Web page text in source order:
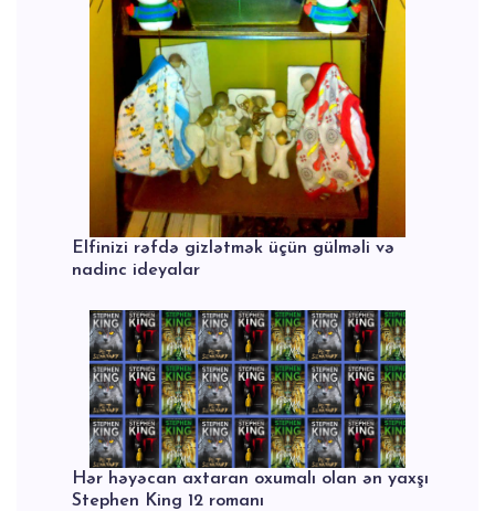
Elfinizi rəfdə gizlətmək üçün gülməli və
nadinc ideyalar
Hər həyəcan axtaran oxumalı olan ən yaxşı
Stephen King 12 romanı